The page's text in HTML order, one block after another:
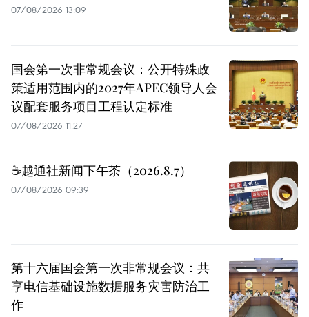
07/08/2026 13:09
国会第一次非常规会议：公开特殊政
策适用范围内的2027年APEC领导人会
议配套服务项目工程认定标准
07/08/2026 11:27
☕️越通社新闻下午茶（2026.8.7）
07/08/2026 09:39
第十六届国会第一次非常规会议：共
享电信基础设施数据服务灾害防治工
作